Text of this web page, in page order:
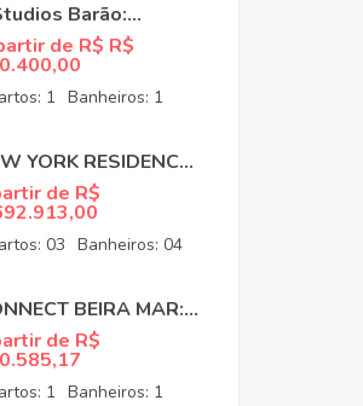
Barão:
à venda
Fortaleza
de R$ R$
1 Banheiros: 1
YORK RESIDENCE:
NO
EM FORTALEZA
de R$
03 Banheiros: 04
BEIRA MAR:
NO
EM
CE
de R$
1 Banheiros: 1